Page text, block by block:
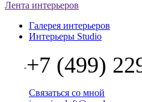
Лента интерьеров
Галерея интерьеров
Интерьеры Studio
+7 (499)
Связаться со мной